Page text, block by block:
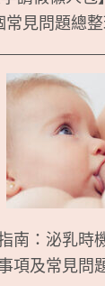
見問題總
南：泌乳時
項及常見問